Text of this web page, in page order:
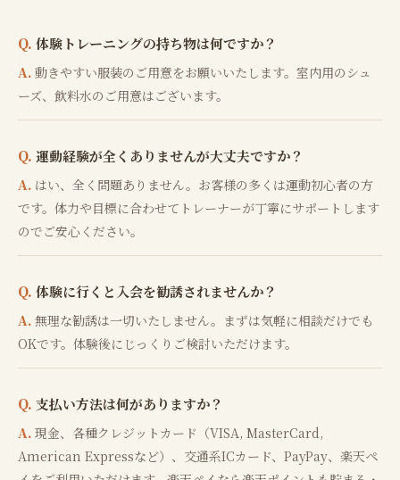
体験トレーニングの持ち物は何ですか？
動きやすい服装のご用意をお願いいたします。室内用のシュ
ーズ、飲料水のご用意はございます。
運動経験が全くありませんが大丈夫ですか？
はい、全く問題ありません。お客様の多くは運動初心者の方
です。体力や目標に合わせてトレーナーが丁寧にサポートします
のでご安心ください。
体験に行くと入会を勧誘されませんか？
無理な勧誘は一切いたしません。まずは気軽に相談だけでも
OKです。体験後にじっくりご検討いただけます。
支払い方法は何がありますか？
現金、各種クレジットカード（VISA, MasterCard,
American Expressなど）、交通系ICカード、PayPay、楽天ペ